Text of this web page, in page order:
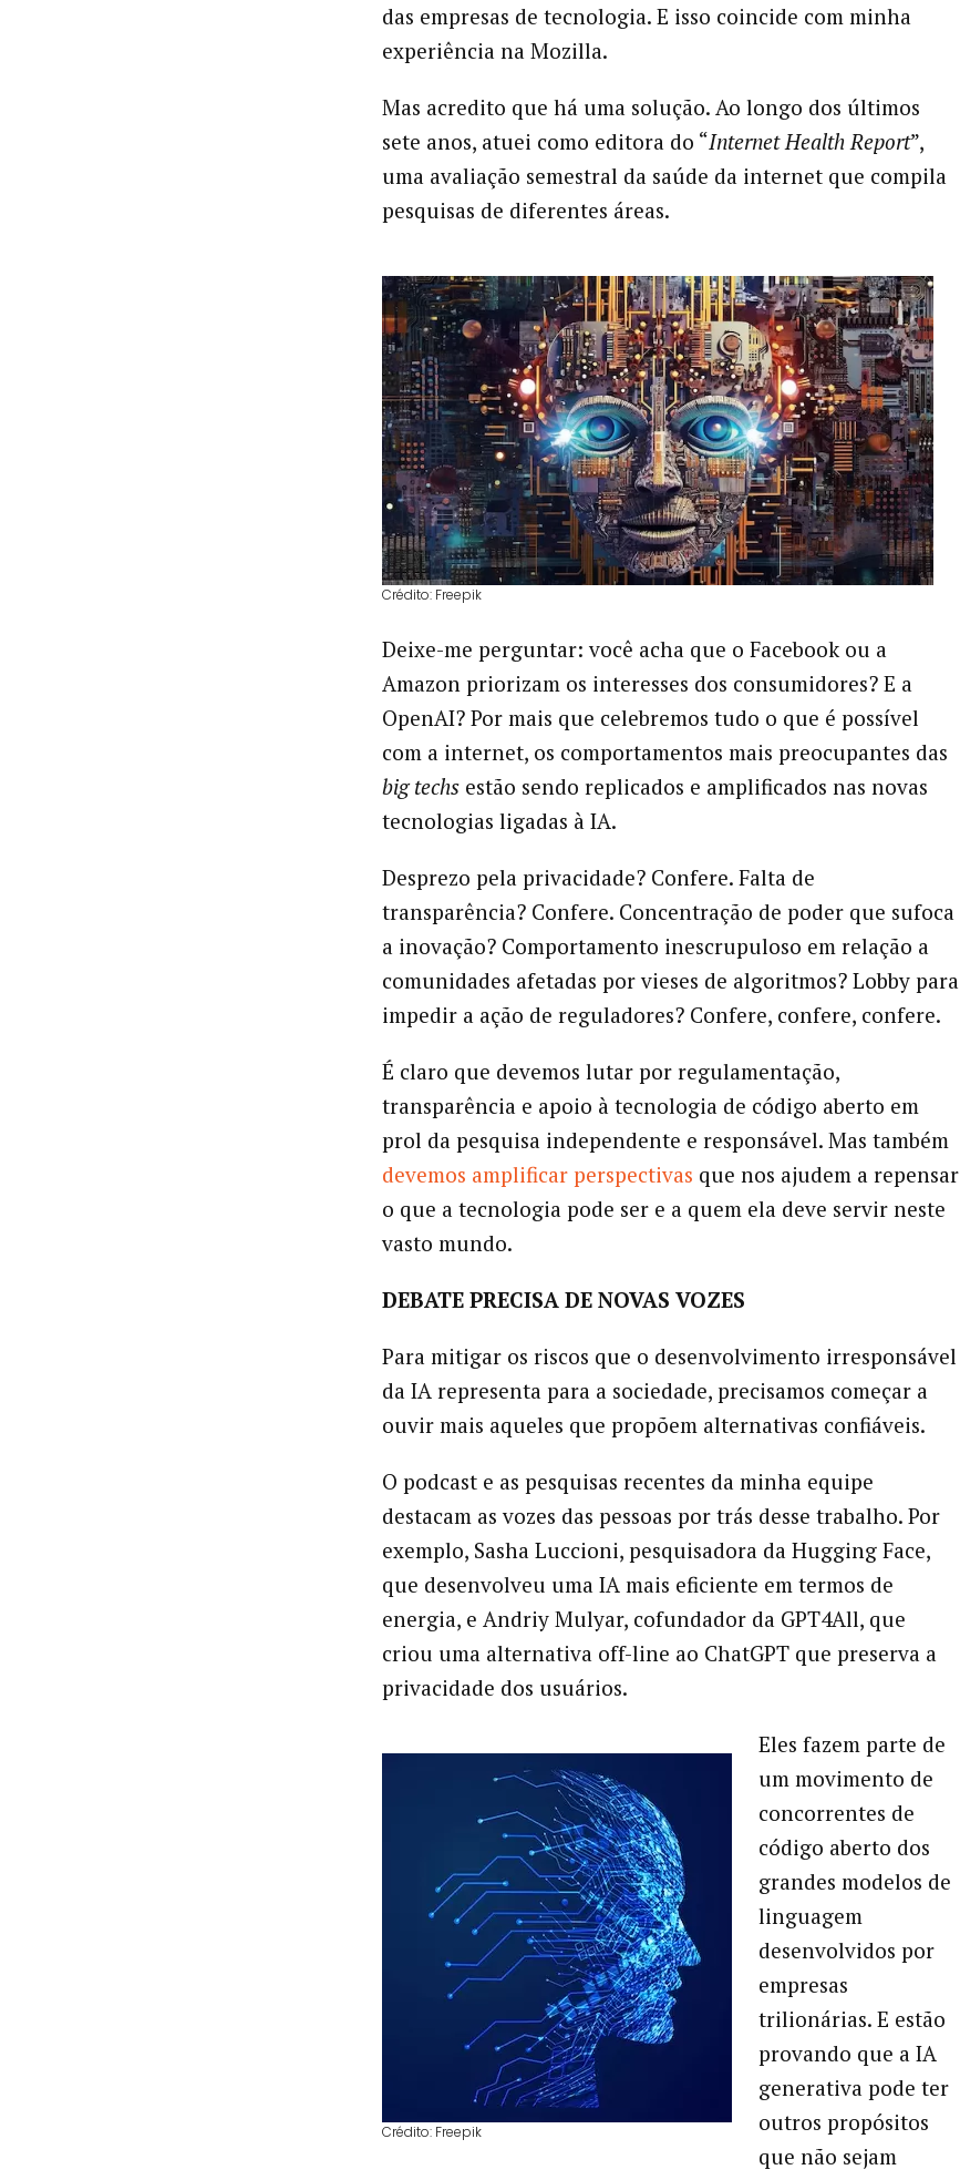
das empresas de tecnologia. E isso coincide com minha
experiência na Mozilla.
Mas acredito que há uma solução. Ao longo dos últimos
sete anos, atuei como editora do “Internet Health Report”,
uma avaliação semestral da saúde da internet que compila
pesquisas de diferentes áreas.
Crédito: Freepik
Deixe-me perguntar: você acha que o Facebook ou a
Amazon priorizam os interesses dos consumidores? E a
OpenAI? Por mais que celebremos tudo o que é possível
com a internet, os comportamentos mais preocupantes das
big techsestão sendo replicados e amplificados nas novas
tecnologias ligadas à IA.
Desprezo pela privacidade? Confere. Falta de
transparência? Confere. Concentração de poder que sufoca
a inovação? Comportamento inescrupuloso em relação a
comunidades afetadas por vieses de algoritmos? Lobby para
impedir a ação de reguladores? Confere, confere, confere.
É claro que devemos lutar por regulamentação,
transparência e apoio à tecnologia de código aberto em
prol da pesquisa independente e responsável. Mas também
devemos amplificar perspectivas que nos ajudem a repensar
o que a tecnologia pode ser e a quem ela deve servir neste
vasto mundo.
DEBATE PRECISA DE NOVAS VOZES
Para mitigar os riscos que o desenvolvimento irresponsável
da IA representa para a sociedade, precisamos começar a
ouvir mais aqueles que propõem alternativas confiáveis.
O podcast e as pesquisas recentes da minha equipe
destacam as vozes das pessoas por trás desse trabalho. Por
exemplo, Sasha Luccioni, pesquisadora da Hugging Face,
que desenvolveu uma IA mais eficiente em termos de
energia, e Andriy Mulyar, cofundador da GPT4All, que
criou uma alternativa off-line ao ChatGPT que preserva a
privacidade dos usuários.
Crédito: Freepik
Eles fazem parte de
um movimento de
concorrentes de
código aberto dos
grandes modelos de
linguagem
desenvolvidos por
empresas
trilionárias. E estão
provando que a IA
generativa pode ter
outros propósitos
que não sejam